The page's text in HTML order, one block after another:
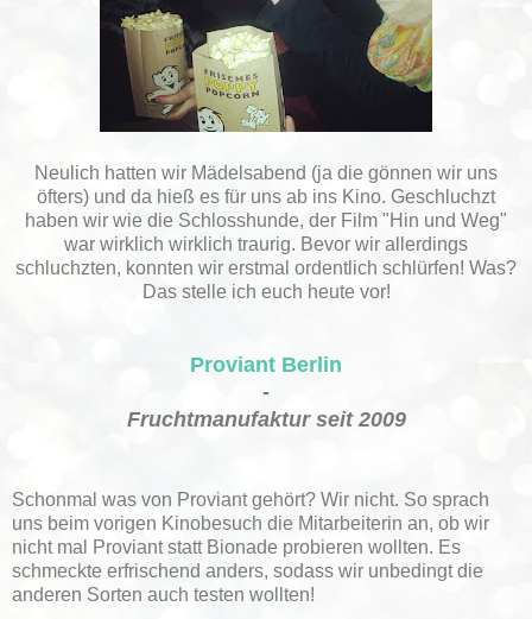
Neulich hatten wir Mädelsabend (ja die gönnen wir uns
öfters) und da hieß es für uns ab ins Kino. Geschluchzt
haben wir wie die Schlosshunde, der Film "Hin und Weg"
war wirklich wirklich traurig. Bevor wir allerdings
schluchzten, konnten wir erstmal ordentlich schlürfen! Was?
Das stelle ich euch heute vor!
Proviant Berlin
-
Fruchtmanufaktur seit 2009
Schonmal was von Proviant gehört? Wir nicht. So sprach
uns beim vorigen Kinobesuch die Mitarbeiterin an, ob wir
nicht mal Proviant statt Bionade probieren wollten. Es
schmeckte erfrischend anders, sodass wir unbedingt die
anderen Sorten auch testen wollten!